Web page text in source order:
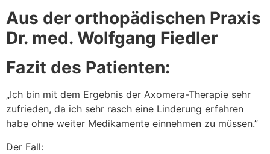
Aus der orthopädischen Praxis
Dr. med. Wolfgang Fiedler
Fazit des Patienten:
„Ich bin mit dem Ergebnis der Axomera-Therapie sehr
zufrieden, da ich sehr rasch eine Linderung erfahren
habe ohne weiter Medikamente einnehmen zu müssen.”
Der Fall: